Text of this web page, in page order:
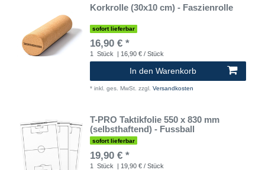
Korkrolle (30x10 cm) - Faszienrolle
sofort lieferbar
16,90 € *
1 Stück | 16,90 € / Stück
In den Warenkorb
* inkl. ges. MwSt. zzgl. Versandkosten
T-PRO Taktikfolie 550 x 830 mm
(selbsthaftend) - Fussball
sofort lieferbar
19,90 € *
1 Stück | 19,90 € / Stück